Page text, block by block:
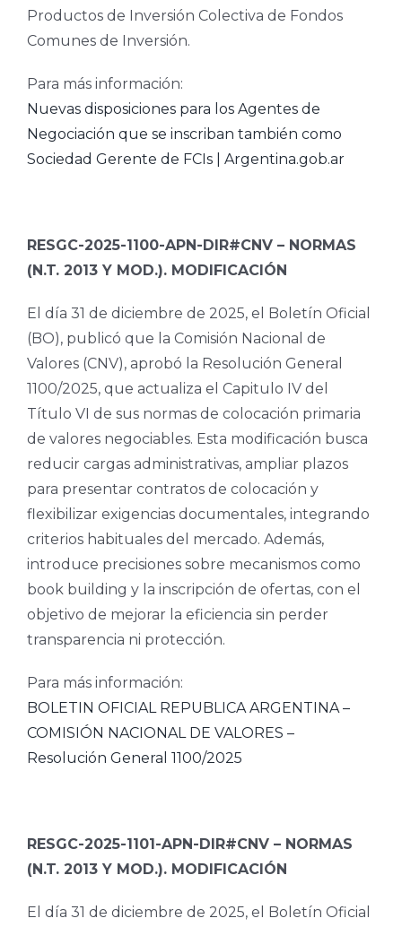
Productos de Inversión Colectiva de Fondos
Comunes de Inversión.
Para más información:
Nuevas disposiciones para los Agentes de
Negociación que se inscriban también como
Sociedad Gerente de FCIs | Argentina.gob.ar
RESGC-2025-1100-APN-DIR#CNV – NORMAS
(N.T. 2013 Y MOD.). MODIFICACIÓN
El día 31 de diciembre de 2025, el Boletín Oficial
(BO), publicó que la Comisión Nacional de
Valores (CNV), aprobó la Resolución General
1100/2025, que actualiza el Capitulo IV del
Título VI de sus normas de colocación primaria
de valores negociables. Esta modificación busca
reducir cargas administrativas, ampliar plazos
para presentar contratos de colocación y
flexibilizar exigencias documentales, integrando
criterios habituales del mercado. Además,
introduce precisiones sobre mecanismos como
book building y la inscripción de ofertas, con el
objetivo de mejorar la eficiencia sin perder
transparencia ni protección.
Para más información:
BOLETIN OFICIAL REPUBLICA ARGENTINA –
COMISIÓN NACIONAL DE VALORES –
Resolución General 1100/2025
RESGC-2025-1101-APN-DIR#CNV – NORMAS
(N.T. 2013 Y MOD.). MODIFICACIÓN
El día 31 de diciembre de 2025, el Boletín Oficial